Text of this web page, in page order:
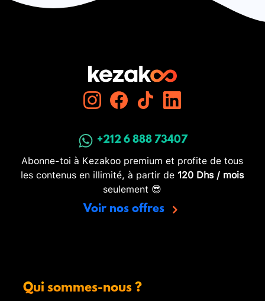
+212 6 888 73407
Abonne-toi à Kezakoo premium et profite de tous
les contenus en illimité, à partir de 120 Dhs / mois
seulement 😎
Voir nos offres
Qui sommes-nous ?